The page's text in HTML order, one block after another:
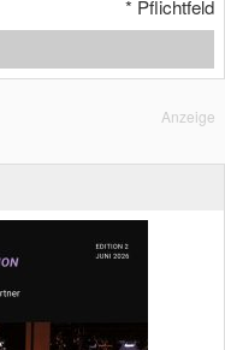
* Pflichtfeld
Anzeige